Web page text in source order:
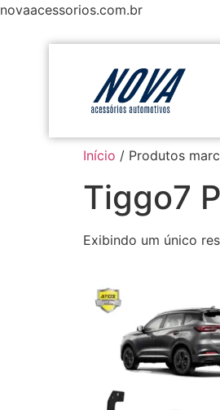
novaacessorios.com.br
Início / Produtos
Tiggo7
Exibindo um único